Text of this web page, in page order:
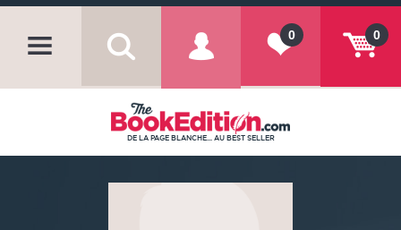
0
0
DE LA PAGE BLANCHE... AU BEST SELLER